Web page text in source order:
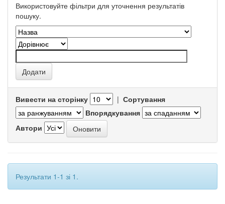
Використовуйте фільтри для уточнення результатів
пошуку.
Вивести на сторінку | Сортування
Впорядкування
Автори
Результати 1-1 зі 1.